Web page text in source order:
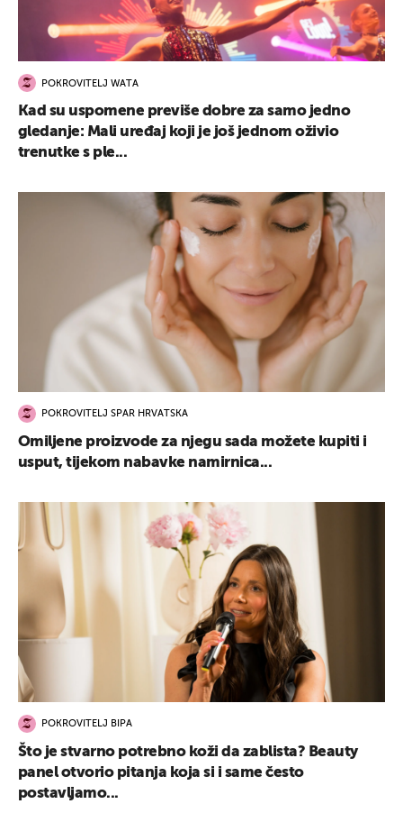
POKROVITELJ WATA
Kad su uspomene previše dobre za samo jedno
gledanje: Mali uređaj koji je još jednom oživio
trenutke s ple...
POKROVITELJ SPAR HRVATSKA
Omiljene proizvode za njegu sada možete kupiti i
usput, tijekom nabavke namirnica...
POKROVITELJ BIPA
Što je stvarno potrebno koži da zablista? Beauty
panel otvorio pitanja koja si i same često
postavljamo...